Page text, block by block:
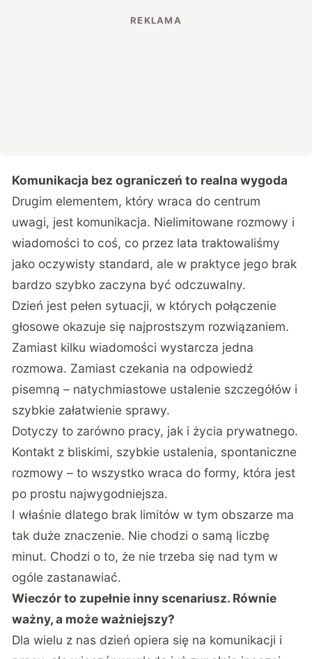
Komunikacja bez ograniczeń to realna wygoda
Drugim elementem, który wraca do centrum
uwagi, jest komunikacja. Nielimitowane rozmowy i
wiadomości to coś, co przez lata traktowaliśmy
jako oczywisty standard, ale w praktyce jego brak
bardzo szybko zaczyna być odczuwalny.
Dzień jest pełen sytuacji, w których połączenie
głosowe okazuje się najprostszym rozwiązaniem.
Zamiast kilku wiadomości wystarcza jedna
rozmowa. Zamiast czekania na odpowiedź
pisemną – natychmiastowe ustalenie szczegółów i
szybkie załatwienie sprawy.
Dotyczy to zarówno pracy, jak i życia prywatnego.
Kontakt z bliskimi, szybkie ustalenia, spontaniczne
rozmowy – to wszystko wraca do formy, która jest
po prostu najwygodniejsza.
I właśnie dlatego brak limitów w tym obszarze ma
tak duże znaczenie. Nie chodzi o samą liczbę
minut. Chodzi o to, że nie trzeba się nad tym w
ogóle zastanawiać.
Wieczór to zupełnie inny scenariusz. Równie
ważny, a może ważniejszy?
Dla wielu z nas dzień opiera się na komunikacji i